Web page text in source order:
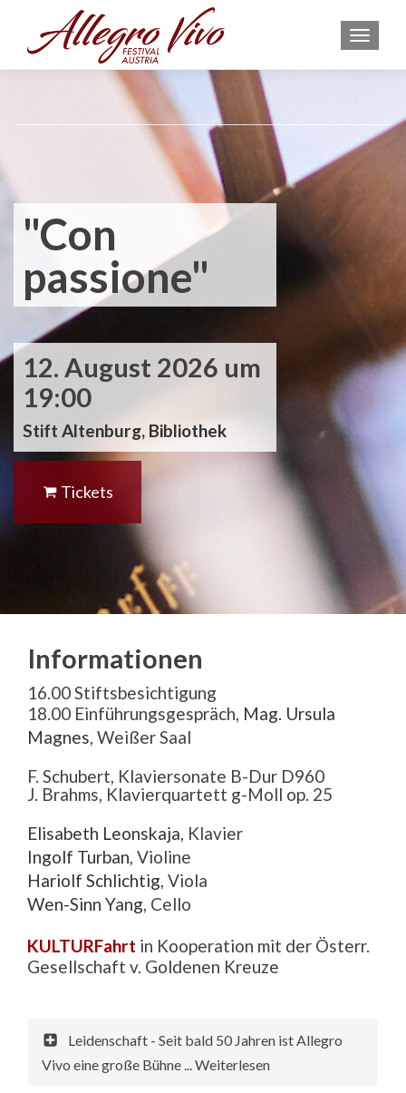
"Con
passione"
12. August 2026 um
19:00
Stift Altenburg, Bibliothek
Tickets
Informationen
16.00 Stiftsbesichtigung
18.00 Einführungsgespräch, Mag. Ursula
Magnes, Weißer Saal
F. Schubert, Klaviersonate B-Dur D960
J. Brahms, Klavierquartett g-Moll op. 25
Elisabeth Leonskaja, Klavier
Ingolf Turban, Violine
Hariolf Schlichtig, Viola
Wen-Sinn Yang, Cello
KULTURFahrt in Kooperation mit der Österr.
Gesellschaft v. Goldenen Kreuze
Leidenschaft - Seit bald 50 Jahren ist Allegro
Vivo eine große Bühne ... Weiterlesen